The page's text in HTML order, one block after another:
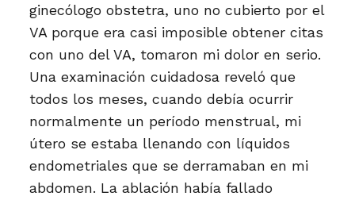
ginecólogo obstetra, uno no cubierto por el
VA porque era casi imposible obtener citas
con uno del VA, tomaron mi dolor en serio.
Una examinación cuidadosa reveló que
todos los meses, cuando debía ocurrir
normalmente un período menstrual, mi
útero se estaba llenando con líquidos
endometriales que se derramaban en mi
abdomen. La ablación había fallado